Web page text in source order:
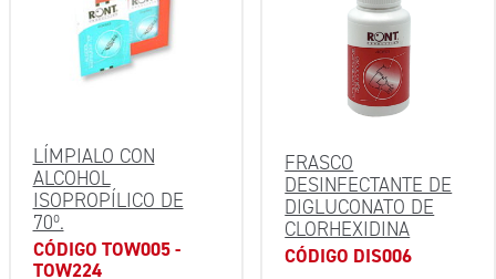
LÍMPIALO CON
ALCOHOL
ISOPROPÍLICO DE
70º.
CÓDIGO TOW005 -
TOW224
FRASCO
DESINFECTANTE DE
DIGLUCONATO DE
CLORHEXIDINA
CÓDIGO DIS006